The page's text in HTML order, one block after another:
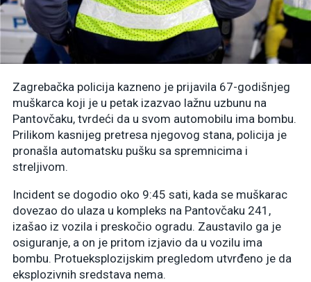
Zagrebačka policija kazneno je prijavila 67-godišnjeg
muškarca koji je u petak izazvao lažnu uzbunu na
Pantovčaku, tvrdeći da u svom automobilu ima bombu.
Prilikom kasnijeg pretresa njegovog stana, policija je
pronašla automatsku pušku sa spremnicima i
streljivom.
Incident se dogodio oko 9:45 sati, kada se muškarac
dovezao do ulaza u kompleks na Pantovčaku 241,
izašao iz vozila i preskočio ogradu. Zaustavilo ga je
osiguranje, a on je pritom izjavio da u vozilu ima
bombu. Protueksplozijskim pregledom utvrđeno je da
eksplozivnih sredstava nema.